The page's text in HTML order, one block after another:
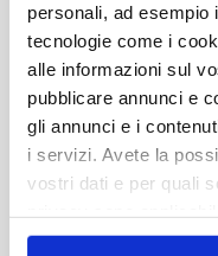
personali, ad esempio
tecnologie come i
alle informazioni sul
pubblicare annunci e
gli annunci e i
i servizi. Avete la
vostri dati e per quali
in cui avete effettuato
verifica e
all’utenza. Un
della Sentenza
Costituzionale
completa
attraverso un
mappatura del
I risultati